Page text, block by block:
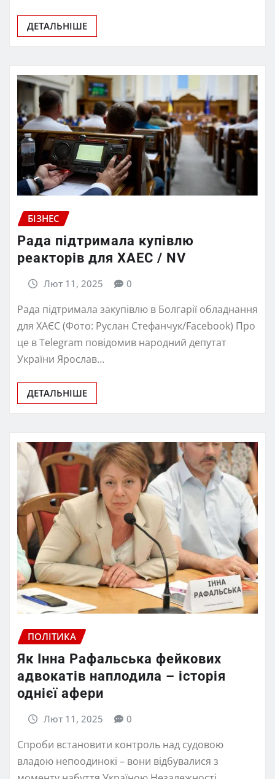
ДЕТАЛЬНІШЕ
БІЗНЕС
Рада підтримала купівлю
реакторів для ХАЕС / NV
Лют 11, 2025 0
Рада підтримала закупівлю в Болгарії обладнання
для ХАЄС (Фото: Руслан Стефанчук/Facebook) Про
це в Telegram повідомив народний депутат
України Ярослав…
ДЕТАЛЬНІШЕ
ПОЛІТИКА
Як Інна Рафальська фейкових
адвокатів наплодила – історія
однієї афери
Лют 11, 2025 0
Спроби встановити контроль над судовою
владою непоодинокі – вони відбувалися з